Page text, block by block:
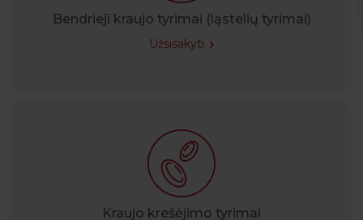
Bendrieji kraujo tyrimai (ląstelių tyrimai)
Užsisakyti
Kraujo krešėjimo tyrimai